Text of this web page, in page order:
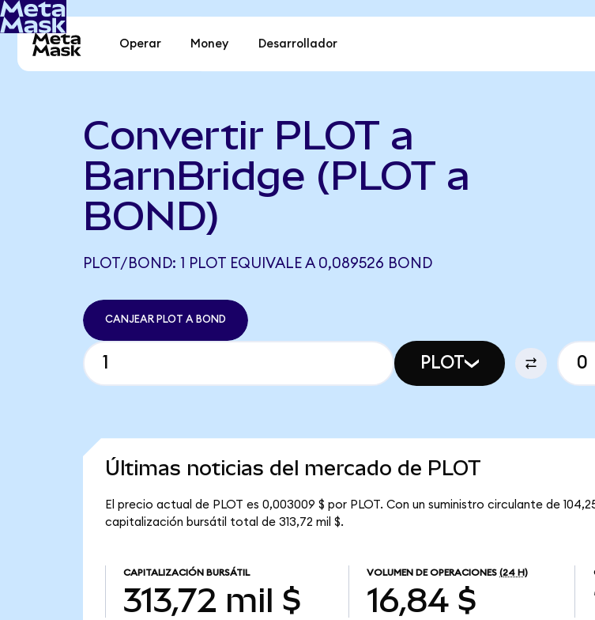
Operar Money Desarrollador
Convertir PLOT a
BarnBridge (PLOT a
BOND)
PLOT/BOND: 1 PLOT EQUIVALE A 0,089526 BOND
CANJEAR PLOT A BOND
PLOT
Últimas noticias del mercado de PLOT
El precio actual de PLOT es 0,003009 $ por PLOT. Con un suministro circulante de
capitalización bursátil total de 313,72 mil $.
CAPITALIZACIÓN BURSÁTIL
313,72 mil $
VOLUMEN DE OPERACIONES (24 H)
16,84 $